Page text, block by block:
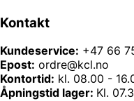
Kontakt
Kundeservice: +47 66
Epost: ordre@kcl.no
Kontortid: kl. 08.00 -
Åpningstid lager: Kl.